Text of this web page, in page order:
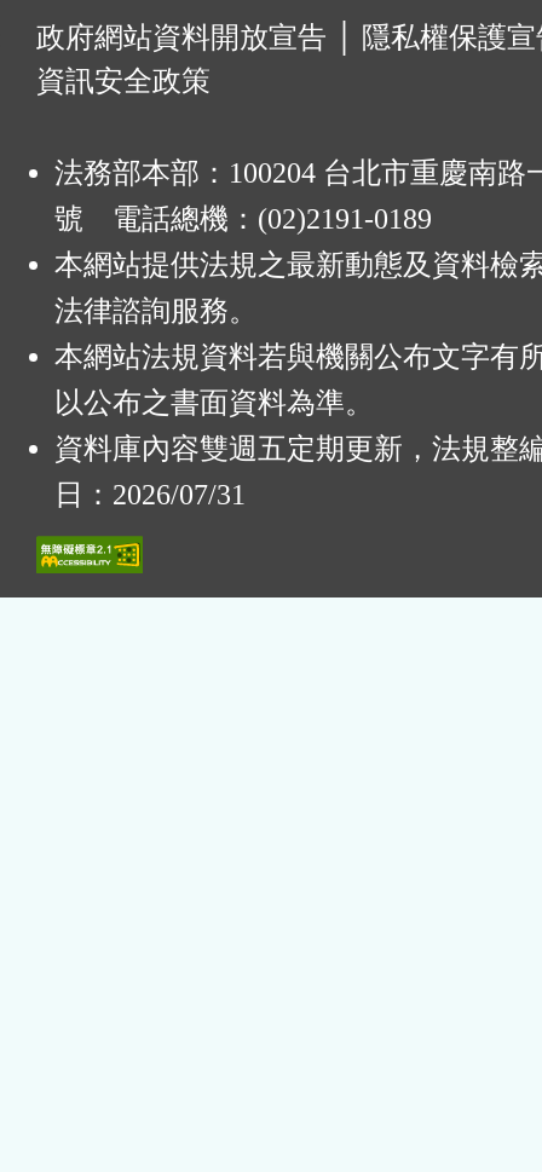
政府網站資料開放宣告
隱私權保護
資訊安全政策
法務部本部：100204 台北市重慶南路
號 電話總機：(02)2191-0189
本網站提供法規之最新動態及資料檢
法律諮詢服務。
本網站法規資料若與機關公布文字有
以公布之書面資料為準。
資料庫內容雙週五定期更新，法規整
日：2026/07/31